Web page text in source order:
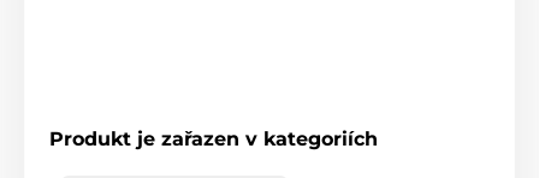
Produkt je zařazen v kategoriích